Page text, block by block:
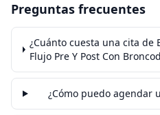
Preguntas frecuentes
¿Cuánto cuesta una cita de
Flujo Pre Y Post Con
¿Cómo puedo agendar